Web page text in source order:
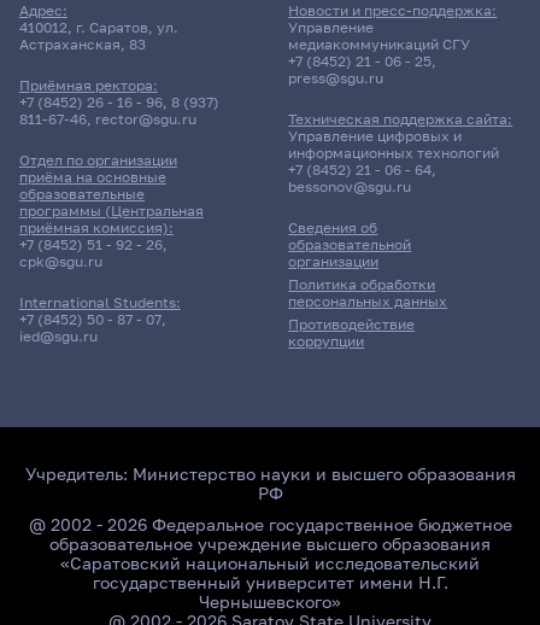
Адрес:
410012, г. Саратов, ул.
Астраханская, 83
Приёмная ректора:
+7 (8452) 26 - 16 - 96, 8 (937)
811-67-46, rector@sgu.ru
Отдел по организации
приёма на основные
образовательные
программы (Центральная
приёмная комиссия):
+7 (8452) 51 - 92 - 26,
cpk@sgu.ru
International Students:
+7 (8452) 50 - 87 - 07,
ied@sgu.ru
Сведения об
образовательной
организации
Политика обработки
персональных данных
Противодействие
коррупции
Новости и пресс-поддержка:
Управление
медиакоммуникаций СГУ
+7 (8452) 21 - 06 - 25,
press@sgu.ru
Техническая поддержка сайта:
Управление цифровых и
информационных технологий
+7 (8452) 21 - 06 - 64,
bessonov@sgu.ru
Учредитель: Министерство науки и высшего образования
РФ
@ 2002 - 2026 Федеральное государственное бюджетное
образовательное учреждение высшего образования
«Саратовский национальный исследовательский
государственный университет имени Н.Г.
Чернышевского»
@ 2002 - 2026 Saratov State University